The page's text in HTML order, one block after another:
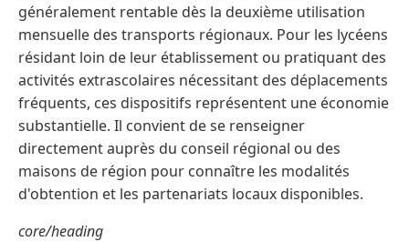
généralement rentable dès la deuxième utilisation
mensuelle des transports régionaux. Pour les lycéens
résidant loin de leur établissement ou pratiquant des
activités extrascolaires nécessitant des déplacements
fréquents, ces dispositifs représentent une économie
substantielle. Il convient de se renseigner
directement auprès du conseil régional ou des
maisons de région pour connaître les modalités
d'obtention et les partenariats locaux disponibles.
core/heading